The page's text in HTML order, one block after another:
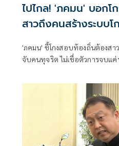
ไปไกล! 'ภคมน' บอก
สาวถึงคนสร้างระบบ
'ภคมน' ชี้โกงสอบท้องถิ่นต้องสา
จับคนทุจริต ไม่เชื่อตัวการจบแ